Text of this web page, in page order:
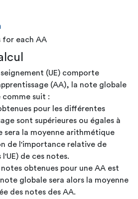
for each AA
(UE) comporte
(AA), la note globale
comme suit :
pour les différentes
sont supérieures ou égales à
sera la moyenne arithmétique
de l'importance relative de
de ces notes.
notes obtenues pour une AA est
globale sera alors la moyenne
des notes des AA.